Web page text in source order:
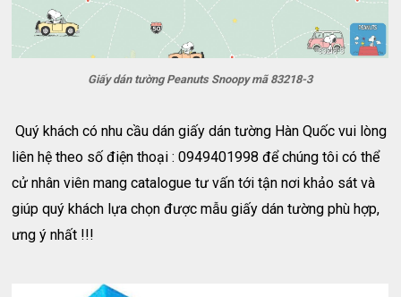
Giấy dán tường Peanuts Snoopy mã 83218-3
Quý khách có nhu cầu dán giấy dán tường Hàn Quốc vui lòng
liên hệ theo số điện thoại : 0949401998 để chúng tôi có thể
cử nhân viên mang catalogue tư vấn tới tận nơi khảo sát và
giúp quý khách lựa chọn được mẫu giấy dán tường phù hợp,
ưng ý nhất !!!